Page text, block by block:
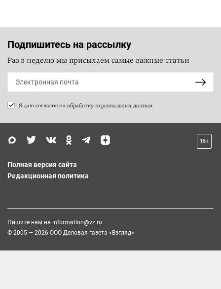
Подпишитесь на рассылку
Раз в неделю мы присылаем самые важные статьи
Я даю согласие на обработку персональных данных
18+
Полная версия сайта
Редакционная политика
Пишите нам на information@vz.ru
© 2005 — 2026 ООО Деловая газета «Взгляд»